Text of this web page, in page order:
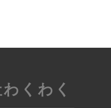
くわく